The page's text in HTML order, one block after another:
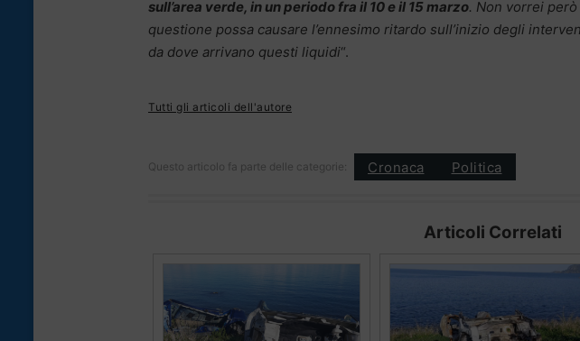
sull’area verde, in un periodo fra il 10 e il 15 marzo. Non vorrei però
questione possa causare l’ennesimo ritardo sull’inizio degli
da dove arrivano questi liquidi“.
Tutti gli articoli dell'autore
Questo articolo fa parte delle categorie: Cronaca Politica
Articoli Correlati